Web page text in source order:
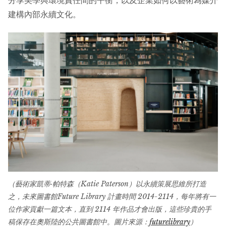
建構內部永續文化。
（藝術家凱蒂·帕特森（Katie Paterson）以永續策展思維所打造
之，未來圖書館Future Library 計畫時間 2014-2114，每年將有一
位作家貢獻一篇文本，直到 2114 年作品才會出版，這些珍貴的手
稿保存在奧斯陸的公共圖書館中。圖片來源： futurelibrary）